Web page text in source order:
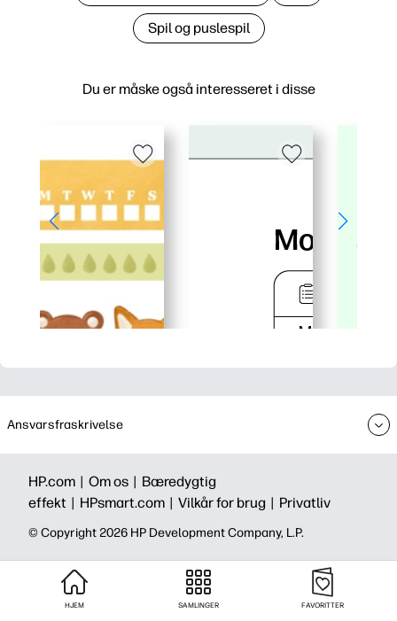
Du er måske også interesseret i disse
Spil og puslespil
Ansvarsfraskrivelse
HP.com | Om os | Bæredygtig
effekt | HPsmart.com | Vilkår for brug | Privatliv
©️ Copyright 2026 HP Development Company, L.P.
HJEM SAMLINGER FAVORITTER